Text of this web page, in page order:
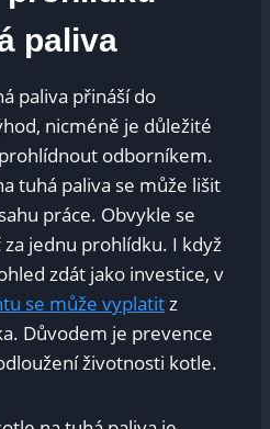
paliva
paliva přináší do
nicméně je důležité
odborníkem.
tuhá paliva se může lišit
práce. Obvykle se
za jednu prohlídku. I když
zdát jako investice, v
se může vyplatitz
Důvodem je prevence
životnosti kotle.